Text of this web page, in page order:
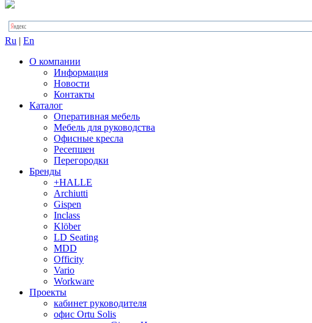
Ru | En
О компании
Информация
Новости
Контакты
Каталог
Оперативная мебель
Мебель для руководства
Офисные кресла
Ресепшен
Перегородки
Бренды
+HALLE
Archiutti
Gispen
Inclass
Klöber
LD Seating
MDD
Officity
Vario
Workware
Проекты
кабинет руководителя
офис Ortu Solis